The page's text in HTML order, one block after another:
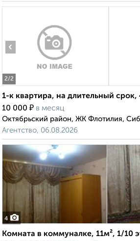
2/2
‹
1-к квартира, на длительный
10 000 ₽ в месяц
Октябрьский район, ЖК Флотилия,
Агентство, 06.08.2026
4
Комната в коммуналке, 11м², 1/10